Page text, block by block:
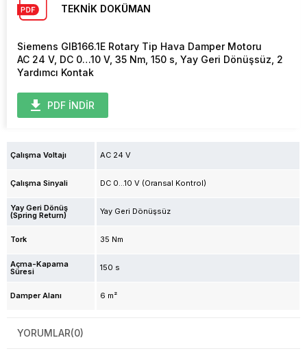
TEKNİK DOKÜMAN
Siemens GIB166.1E Rotary Tip Hava Damper Motoru
AC 24 V, DC 0…10 V, 35 Nm, 150 s, Yay Geri Dönüşsüz, 2
Yardımcı Kontak
PDF İNDİR
Çalışma Voltajı AC 24 V
Çalışma Sinyali DC 0...10 V (Oransal Kontrol)
Yay Geri Dönüş
(Spring Return) Yay Geri Dönüşsüz
Tork 35 Nm
Açma-Kapama
Süresi 150 s
Damper Alanı 6 m²
YORUMLAR(0)